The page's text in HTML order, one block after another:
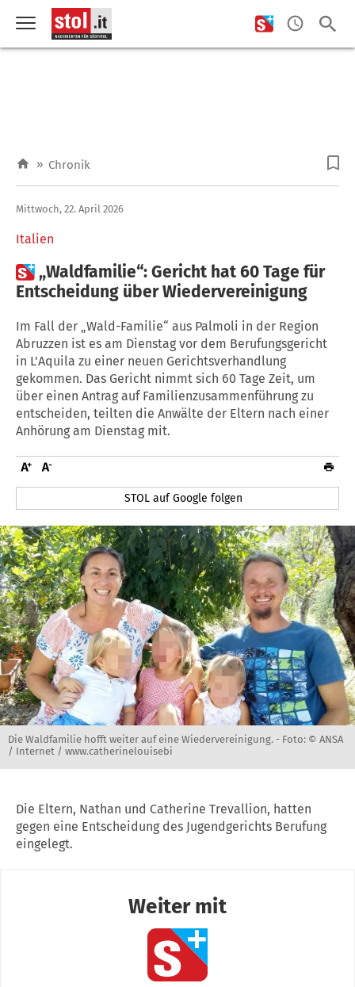
» Chronik
Italien
Mittwoch, 22. April 2026
„Waldfamilie“: Gericht hat 60 Tage für
Entscheidung über Wiedervereinigung
Im Fall der „Wald-Familie“ aus Palmoli in der Region
Abruzzen ist es am Dienstag vor dem Berufungsgericht
in L'Aquila zu einer neuen Gerichtsverhandlung
gekommen. Das Gericht nimmt sich 60 Tage Zeit, um
über einen Antrag auf Familienzusammenführung zu
entscheiden, teilten die Anwälte der Eltern nach einer
Anhörung am Dienstag mit.
STOL auf Google folgen
Die Waldfamilie hofft weiter auf eine Wiedervereinigung. - Foto: © ANSA
/ Internet / www.catherinelouisebi
Die Eltern, Nathan und Catherine Trevallion, hatten
gegen eine Entscheidung des Jugendgerichts Berufung
eingelegt.